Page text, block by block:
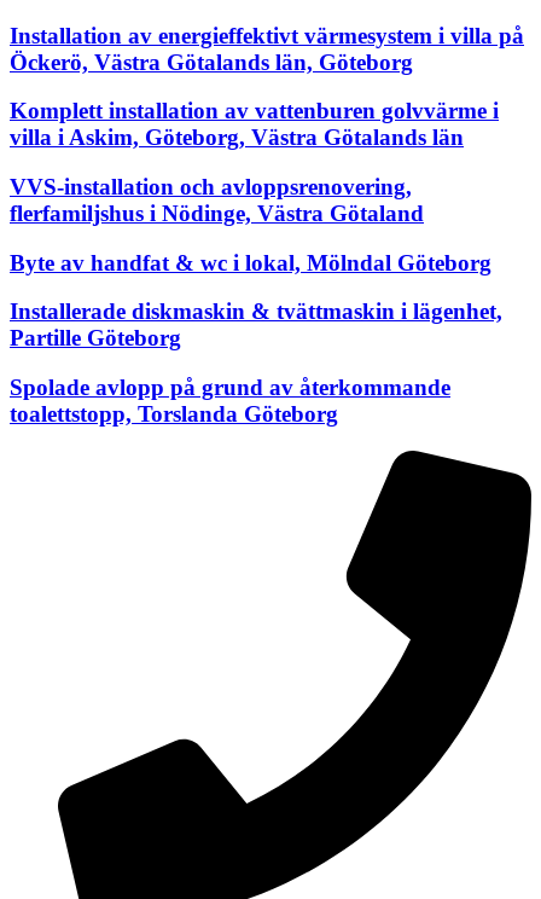
Installation av energieffektivt värmesystem i villa på
Öckerö, Västra Götalands län, Göteborg
Komplett installation av vattenburen golvvärme i
villa i Askim, Göteborg, Västra Götalands län
VVS-installation och avloppsrenovering,
flerfamiljshus i Nödinge, Västra Götaland
Byte av handfat & wc i lokal, Mölndal Göteborg
Installerade diskmaskin & tvättmaskin i lägenhet,
Partille Göteborg
Spolade avlopp på grund av återkommande
toalettstopp, Torslanda Göteborg